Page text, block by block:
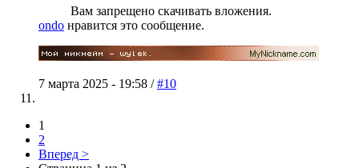
Вам запрещено скачивать вложения.
ondo нравится это сообщение.
7 марта 2025 - 19:58 /#10
1
2
Вперед >